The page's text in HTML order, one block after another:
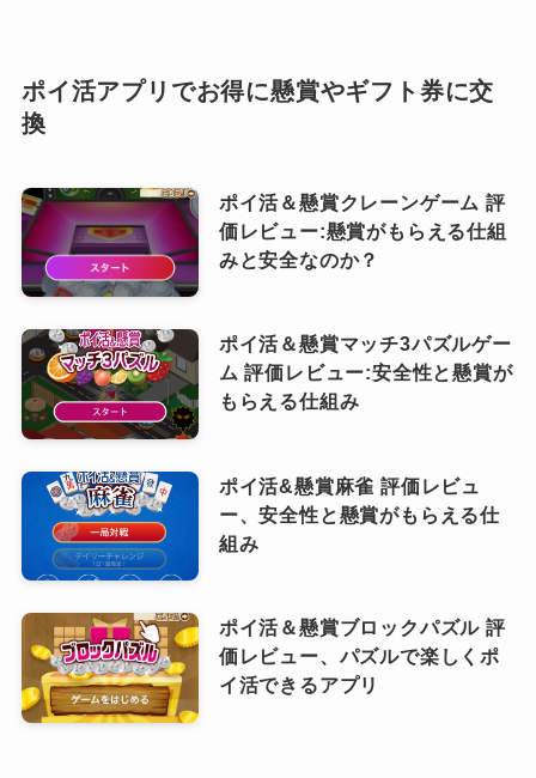
ポイ活アプリでお得に懸賞やギフト券に交
換
ポイ活＆懸賞クレーンゲーム 評
価レビュー:懸賞がもらえる仕組
みと安全なのか？
ポイ活＆懸賞マッチ3パズルゲー
ム 評価レビュー:安全性と懸賞が
もらえる仕組み
ポイ活&懸賞麻雀 評価レビュ
ー、安全性と懸賞がもらえる仕
組み
ポイ活＆懸賞ブロックパズル 評
価レビュー、パズルで楽しくポ
イ活できるアプリ